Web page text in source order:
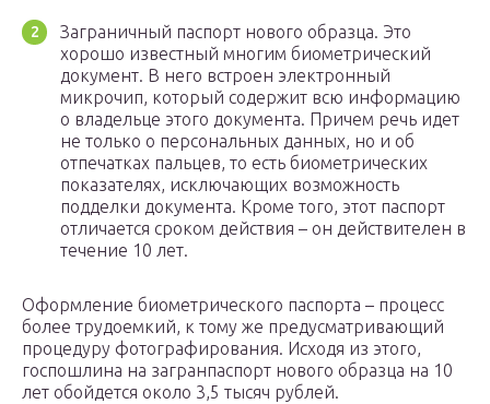
Заграничный паспорт нового образца. Это
хорошо известный многим биометрический
документ. В него встроен электронный
микрочип, который содержит всю информацию
о владельце этого документа. Причем речь идет
не только о персональных данных, но и об
отпечатках пальцев, то есть биометрических
показателях, исключающих возможность
подделки документа. Кроме того, этот паспорт
отличается сроком действия – он действителен в
течение 10 лет.
Оформление биометрического паспорта – процесс
более трудоемкий, к тому же предусматривающий
процедуру фотографирования. Исходя из этого,
госпошлина на загранпаспорт нового образца на 10
лет обойдется около 3,5 тысяч рублей.